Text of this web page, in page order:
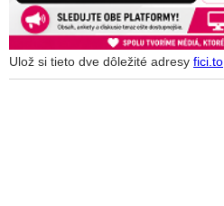
Ulož si tieto dve dôležité adresy fici.to